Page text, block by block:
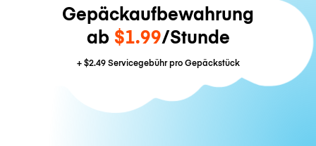
Gepäckaufbewahrung
ab $1.99/Stunde
+$2.49Servicegebühr pro Gepäckstück